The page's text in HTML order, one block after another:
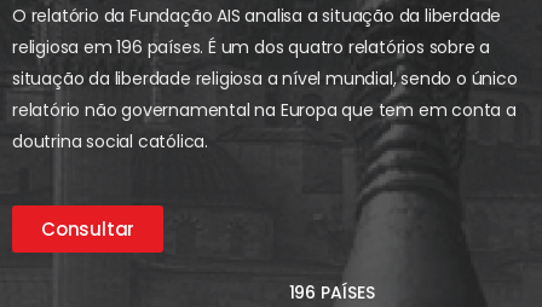
O relatório da Fundação AIS analisa a situação da liberdade
religiosa em 196 países. É um dos quatro relatórios sobre a
situação da liberdade religiosa a nível mundial, sendo o único
relatório não governamental na Europa que tem em conta a
doutrina social católica.
Consultar
196 PAÍSES